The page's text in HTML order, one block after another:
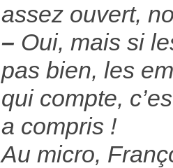
assez ouvert,
– Oui, mais si
pas bien, les
qui compte,
a compris !
Au micro,